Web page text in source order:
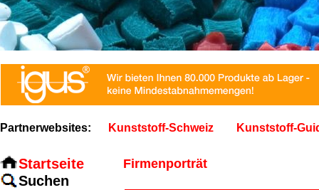
Firmenporträt
Startseite
Suchen
Partnerwebsites: Kunststoff-Schweiz Kunststoff-